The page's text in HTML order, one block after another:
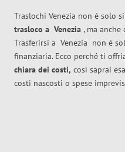
Traslochi Venezia non è solo
trasloco a Venezia , ma
Trasferirsi a Venezia non è
finanziaria. Ecco perché ti
chiara dei costi, così saprai
costi nascosti o spese